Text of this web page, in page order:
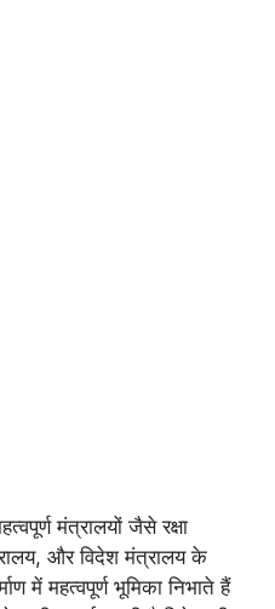
मंत्रालयों जैसे रक्षा
और विदेश मंत्रालय के
में महत्वपूर्ण भूमिका निभाते हैं